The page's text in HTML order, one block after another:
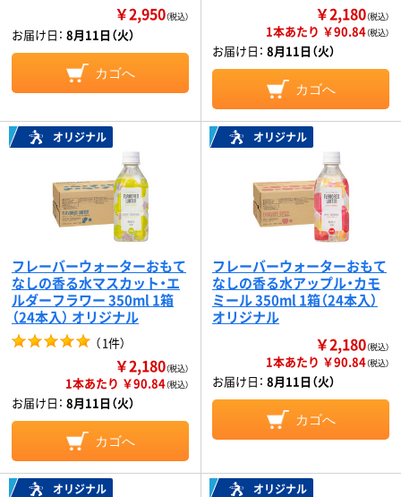
￥2,950（税込）
お届け日： 8月11日（火）
カゴへ
￥2,180（税込）
1本あたり ￥90.84（税込）
お届け日： 8月11日（火）
カゴへ
オリジナル
フレーバーウォーターおもて
なしの香る水マスカット・エ
ルダーフラワー 350ml 1箱
（24本入） オリジナル
（1件）
￥2,180（税込）
1本あたり ￥90.84（税込）
お届け日： 8月11日（火）
カゴへ
オリジナル
フレーバーウォーターおもて
なしの香る水アップル・カモ
ミール 350ml 1箱（24本入）
オリジナル
￥2,180（税込）
1本あたり ￥90.84（税込）
お届け日： 8月11日（火）
カゴへ
オリジナル オリジナル